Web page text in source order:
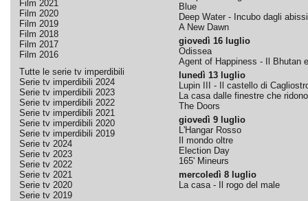
Film 2021
Film 2020
Film 2019
Film 2018
Film 2017
Film 2016
Tutte le serie tv imperdibili
Serie tv imperdibili 2024
Serie tv imperdibili 2023
Serie tv imperdibili 2022
Serie tv imperdibili 2021
Serie tv imperdibili 2020
Serie tv imperdibili 2019
Serie tv 2024
Serie tv 2023
Serie tv 2022
Serie tv 2021
Serie tv 2020
Serie tv 2019
Blue
Deep Water - Incubo dagli abissi
A New Dawn
giovedì 16 luglio
Odissea
Agent of Happiness - Il Bhutan
lunedì 13 luglio
Lupin III - Il castello di
La casa dalle finestre che ridono
The Doors
giovedì 9 luglio
L'Hangar Rosso
Il mondo oltre
Election Day
165' Mineurs
mercoledì 8 luglio
La casa - Il rogo del male